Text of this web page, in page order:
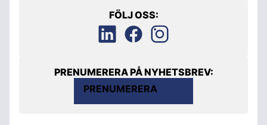
FÖLJ OSS:
PRENUMERERA PÅ NYHETSBREV:
PRENUMERERA